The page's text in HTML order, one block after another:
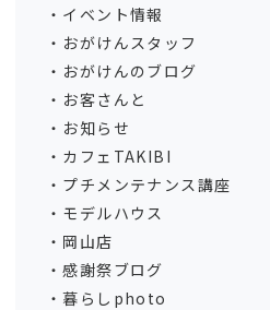
イベント情報
おがけんスタッフ
おがけんのブログ
お客さんと
お知らせ
カフェTAKIBI
プチメンテナンス講座
モデルハウス
岡山店
感謝祭ブログ
暮らしphoto